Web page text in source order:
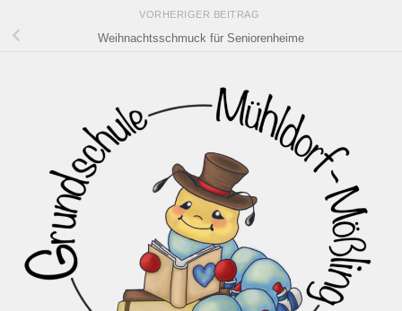
VORHERIGER BEITRAG
Weihnachtsschmuck für Seniorenheime